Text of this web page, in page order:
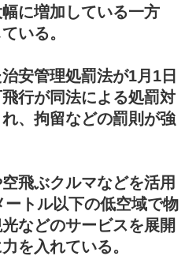
に増加している一方
いる。
安管理処罰法が1月1日
行が同法による処罰対
、拘留などの罰則が強
飛ぶクルマなどを活用
ートル以下の低空域で物
などのサービスを展開
を入れている。